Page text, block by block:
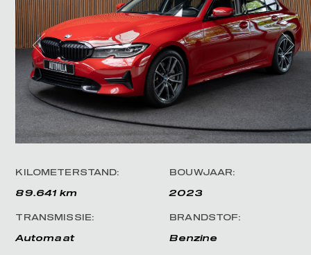
KILOMETERSTAND:
89.641 km
BOUWJAAR:
2023
TRANSMISSIE:
Automaat
BRANDSTOF:
Benzine